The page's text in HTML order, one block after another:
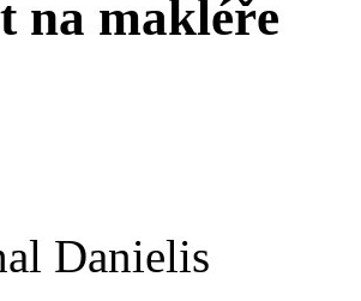
na makléře
Danielis